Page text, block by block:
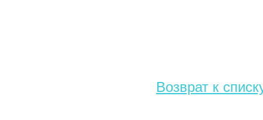
Возврат к